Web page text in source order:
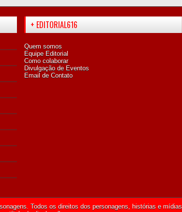
+ EDITORIAL616
Quem somos
Equipe Editorial
Como colaborar
Divulgação de Eventos
Email de Contato
Todos os direitos dos personagens, histórias e mídias